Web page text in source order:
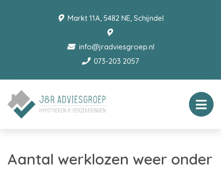
Markt 11A, 5482 NE, Schijndel
info@jradviesgroep.nl
073-203 2057
Aantal werklozen weer onder